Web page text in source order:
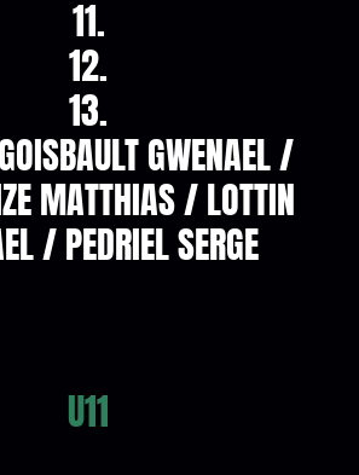
11.
12.
13.
GWENAEL /
MATTHIAS / LOTTIN
/ PEDRIEL SERGE
U11